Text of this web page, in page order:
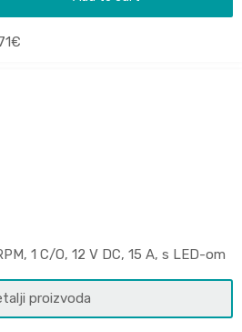
€
1 C/O, 12 V DC, 15 A, s LED-om
proizvoda